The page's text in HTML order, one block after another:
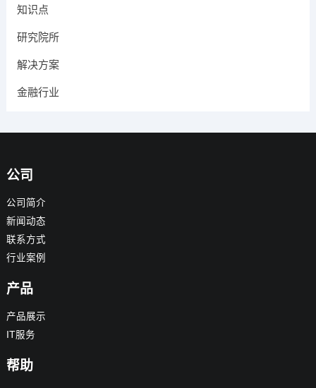
知识点
研究院所
解决方案
金融行业
公司
公司简介
新闻动态
联系方式
行业案例
产品
产品展示
IT服务
帮助